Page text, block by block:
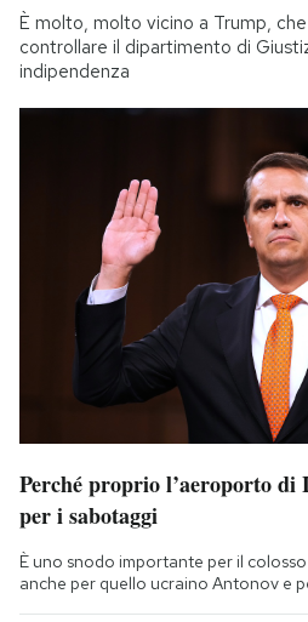
È molto, molto vicino a Trump,
controllare il dipartimento di
indipendenza
Perché proprio l’aeroporto
per i sabotaggi
È uno snodo importante per il
anche per quello ucraino Antonov e